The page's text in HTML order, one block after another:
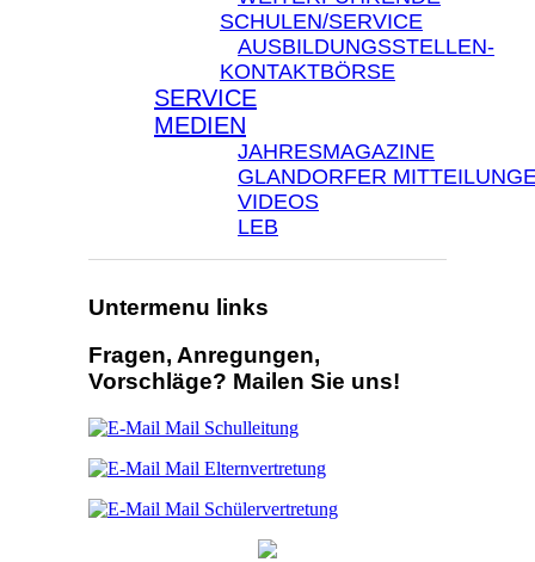
SCHULEN/SERVICE
AUSBILDUNGSSTELLEN-
KONTAKTBÖRSE
SERVICE
MEDIEN
JAHRESMAGAZINE
GLANDORFER
VIDEOS
LEB
Untermenu links
Fragen, Anregungen,
Vorschläge? Mailen Sie uns!
Mail Schulleitung
Mail Elternvertretung
Mail Schülervertretung